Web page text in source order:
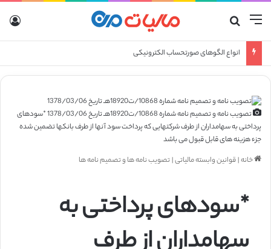
منو
انواع الگوهای صورتحساب الکترونیکی
تصویب نامه و تصمیم نامه شماره 10868/ت18920هـ تاریخ 1378/03/06 *سودهای
پرداختی به سهامداران از طرف شرکتهایی که پرداخت سود آنها از طرف بانکها تضمین شده
جزء هزینه های قابل قبول می باشد
خانه|قوانین وابسته مالیاتی|تصویب نامه ها و تصمیم نامه ها
*سودهای پرداختی به